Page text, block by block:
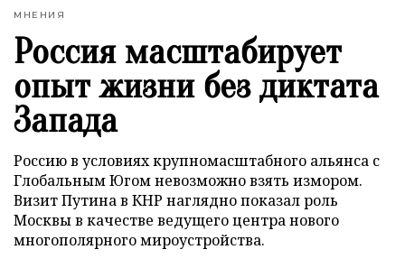
МНЕНИЯ
Россия масштабирует
опыт жизни без диктата
Запада
Россию в условиях крупномасштабного альянса с
Глобальным Югом невозможно взять измором.
Визит Путина в КНР наглядно показал роль
Москвы в качестве ведущего центра нового
многополярного мироустройства.